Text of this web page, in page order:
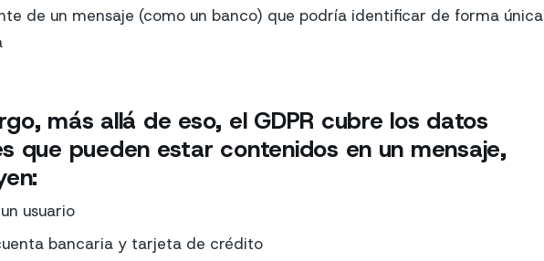
de un mensaje (como un banco) que podría identificar de forma única
más allá de eso, el GDPR cubre los datos
que pueden estar contenidos en un mensaje,
usuario
bancaria y tarjeta de crédito